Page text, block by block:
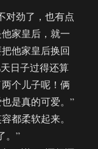
劲了，也有点
家皇后，就一
他家皇后换回
日子过得还算
个儿子呢！俩
是真的可爱。”
都柔软起来。
。”